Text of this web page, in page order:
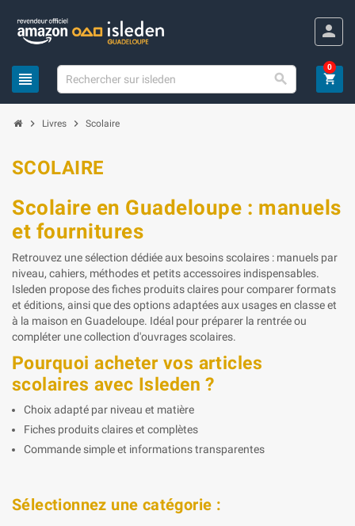
person
view_headline  shopping_cart
0
chevron_right Livres chevron_right Scolaire
SCOLAIRE
Scolaire en Guadeloupe : manuels
et fournitures
Retrouvez une sélection dédiée aux besoins scolaires : manuels par
niveau, cahiers, méthodes et petits accessoires indispensables.
Isleden propose des fiches produits claires pour comparer formats
et éditions, ainsi que des options adaptées aux usages en classe et
à la maison en Guadeloupe. Idéal pour préparer la rentrée ou
compléter une collection d'ouvrages scolaires.
Pourquoi acheter vos articles
scolaires avec Isleden ?
Choix adapté par niveau et matière
Fiches produits claires et complètes
Commande simple et informations transparentes
Sélectionnez une catégorie :